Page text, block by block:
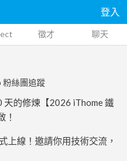
登入
徵才 聊天
粉絲團追蹤
天的修煉【2026 iThome 鐵
！
上線！邀請你用技術交流，